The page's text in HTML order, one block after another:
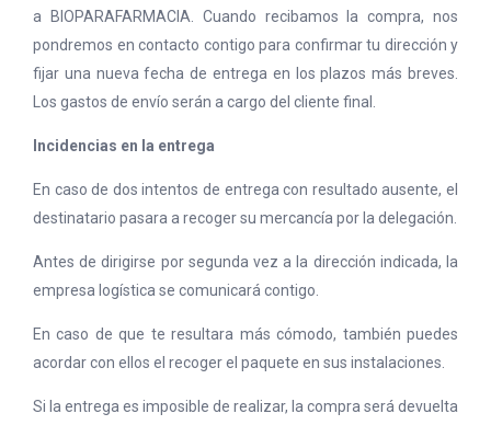
a BIOPARAFARMACIA. Cuando recibamos la compra, nos
pondremos en contacto contigo para confirmar tu dirección y
fijar una nueva fecha de entrega en los plazos más breves.
Los gastos de envío serán a cargo del cliente final.
Incidencias en la entrega
En caso de dos intentos de entrega con resultado ausente, el
destinatario pasara a recoger su mercancía por la delegación.
Antes de dirigirse por segunda vez a la dirección indicada, la
empresa logística se comunicará contigo.
En caso de que te resultara más cómodo, también puedes
acordar con ellos el recoger el paquete en sus instalaciones.
Si la entrega es imposible de realizar, la compra será devuelta